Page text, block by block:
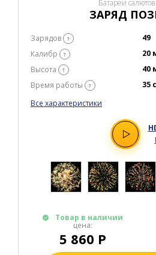
Батареи
ЗАРЯД
Зарядов ?
49
Калибр
?
20
Высота
?
40
Время работы
?
35
Все характеристики
Товар в наличии
цена:
5 860 Р